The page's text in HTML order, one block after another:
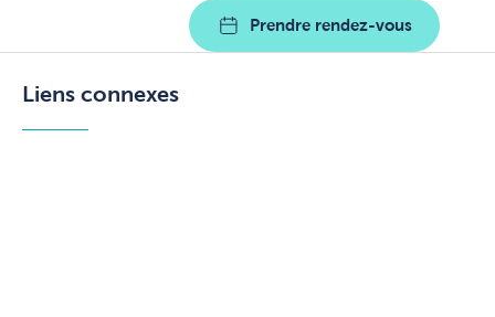
Prendre rendez-vous
Liens connexes